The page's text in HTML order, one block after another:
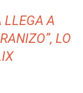
LLEGA A
LO